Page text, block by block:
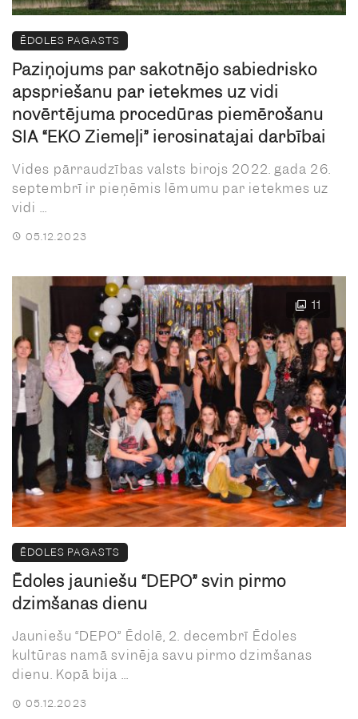
ĒDOLES PAGASTS
Paziņojums par sākotnējo sabiedrisko
apspriešanu par ietekmes uz vidi
novērtējuma procedūras piemērošanu
SIA “EKO Ziemeļi” ierosinātajai darbībai
Vides pārraudzības valsts birojs 2022. gada 26.
septembrī ir pieņēmis lēmumu par ietekmes uz
vidi ...
05.12.2023
11
ĒDOLES PAGASTS
Ēdoles jauniešu “DEPO” svin pirmo
dzimšanas dienu
Jauniešu “DEPO” Ēdolē, 2. decembrī Ēdoles
kultūras namā svinēja savu pirmo dzimšanas
dienu. Kopā bija ...
05.12.2023